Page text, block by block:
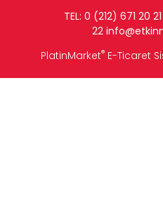
TEL: 0 (212) 671 20
22 info
PlatinMarket® E-Ticaret